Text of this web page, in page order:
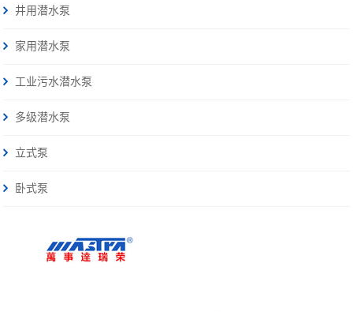
井用潜水泵
家用潜水泵
工业污水潜水泵
多级潜水泵
立式泵
卧式泵